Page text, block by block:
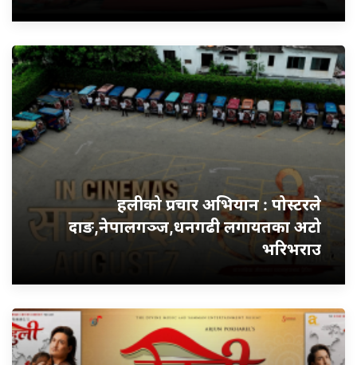
हलीको प्रचार अभियान : पोस्टरले
दाङ,नेपालगञ्ज,धनगढी लगायतका अटो
भरिभराउ